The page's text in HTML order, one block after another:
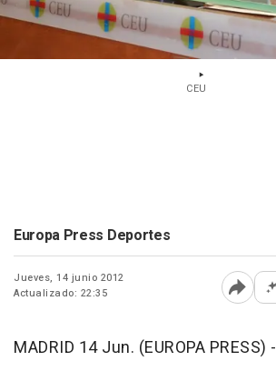
CEU
Europa Press Deportes
Jueves, 14 junio 2012
Actualizado: 22:35
Abrir
MADRID 14 Jun. (EUROPA PRESS) -